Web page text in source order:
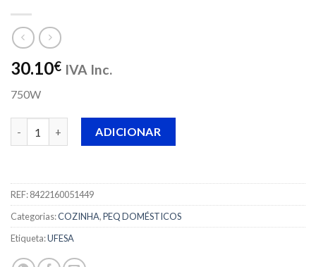
30.10€ IVA Inc.
750W
ADICIONAR
REF:8422160051449
Categorias:COZINHA,PEQ DOMÉSTICOS
Etiqueta:UFESA